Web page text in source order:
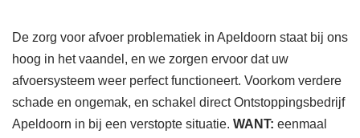
De zorg voor afvoer problematiek in Apeldoorn staat bij ons
hoog in het vaandel, en we zorgen ervoor dat uw
afvoersysteem weer perfect functioneert. Voorkom verdere
schade en ongemak, en schakel direct Ontstoppingsbedrijf
Apeldoorn in bij een verstopte situatie. WANT: eenmaal